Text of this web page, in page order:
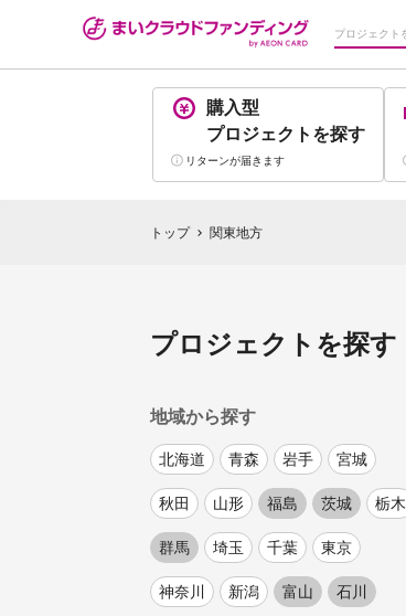
購入型
プロジェクト を探す
リターンが届きます
トップ chevron_right 関東地方
プロジェクトを探す
地域から探す
北海道 青森 岩手 宮城
秋田 山形 福島 茨城 栃木
群馬 埼玉 千葉 東京
神奈川 新潟 富山 石川